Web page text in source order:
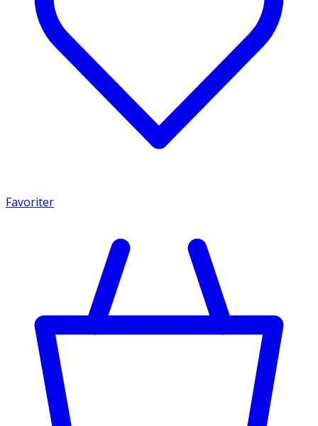
Favoriter